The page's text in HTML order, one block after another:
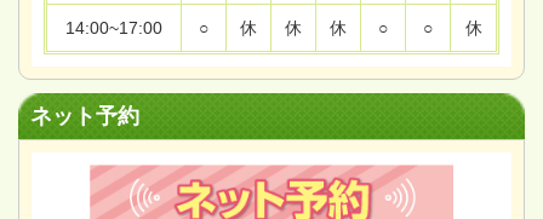
14:00~17:00 ○ 休 休 休 ○ ○ 休
ネット予約